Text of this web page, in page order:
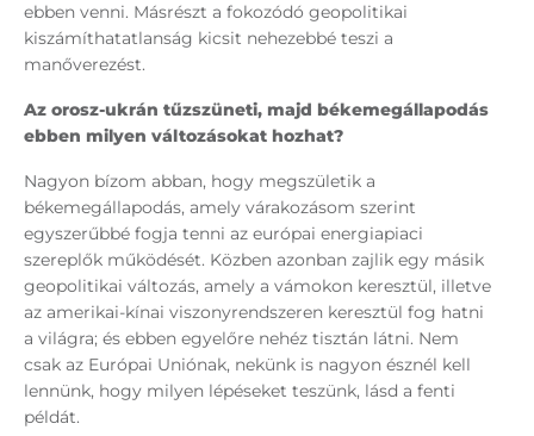
ebben venni. Másrészt a fokozódó geopolitikai
kiszámíthatatlanság kicsit nehezebbé teszi a
manőverezést.
Az orosz-ukrán tűzszüneti, majd békemegállapodás
ebben milyen változásokat hozhat?
Nagyon bízom abban, hogy megszületik a
békemegállapodás, amely várakozásom szerint
egyszerűbbé fogja tenni az európai energiapiaci
szereplők működését. Közben azonban zajlik egy másik
geopolitikai változás, amely a vámokon keresztül, illetve
az amerikai-kínai viszonyrendszeren keresztül fog hatni
a világra; és ebben egyelőre nehéz tisztán látni. Nem
csak az Európai Uniónak, nekünk is nagyon észnél kell
lennünk, hogy milyen lépéseket teszünk, lásd a fenti
példát.